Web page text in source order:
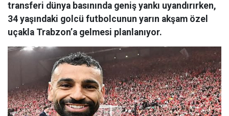
transferi dünya basınında geniş yankı uyandırırken,
34 yaşındaki golcü futbolcunun yarın akşam özel
uçakla Trabzon’a gelmesi planlanıyor.